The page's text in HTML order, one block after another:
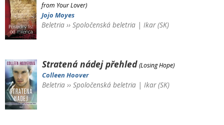
from Your Lover)
Jojo Moyes
Beletria ››Spoločenská beletria | Ikar (SK)
Stratená nádejpřehled (Losing Hope)
Colleen Hoover
Beletria›› Spoločenská beletria| Ikar (SK)